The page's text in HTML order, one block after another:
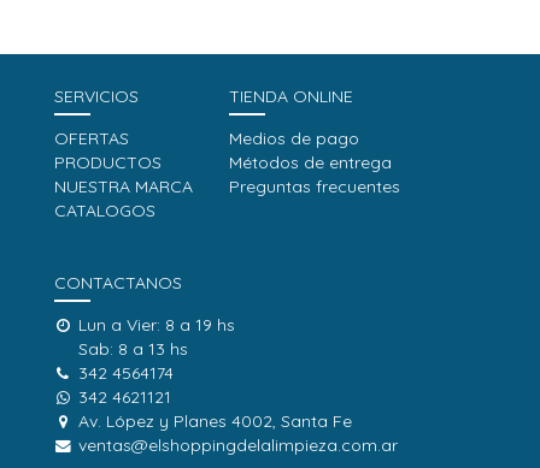
SERVICIOS
OFERTAS
PRODUCTOS
NUESTRA MARCA
CATALOGOS
TIENDA ONLINE
Medios de pago
Métodos de entrega
Preguntas frecuentes
CONTACTANOS
Lun a Vier: 8 a 19 hs
Sab: 8 a 13 hs
342 4564174
342 4621121
Av. López y Planes 4002, Santa Fe
ventas@elshoppingdelalimpieza.com.ar